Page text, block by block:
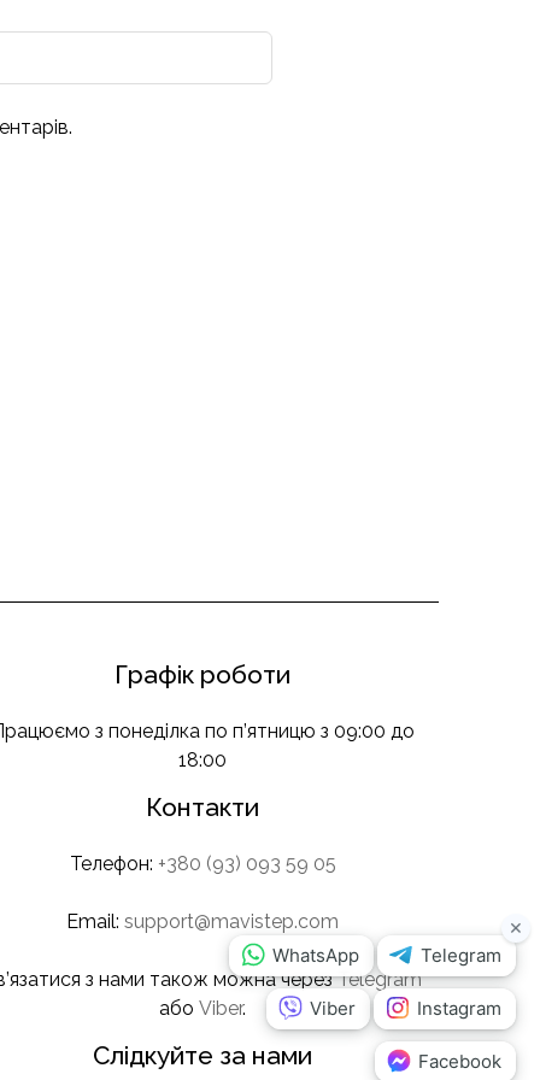
Графік роботи
з понеділка по п’ятницю з 09:00 до
18:00
Контакти
Телефон: +380 (93) 093 59 05
Email: support@mavistep.com
з нами також можна черезTelegram
або Viber.
Слідкуйте за нами